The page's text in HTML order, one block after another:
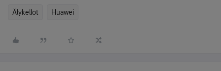
Älykellot Huawei